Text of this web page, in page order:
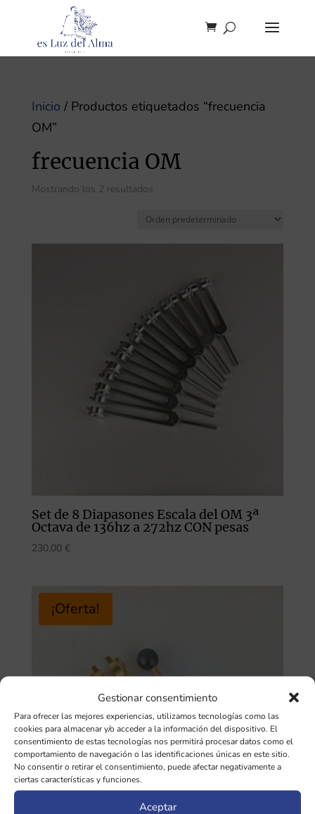
Gestionar consentimiento
Para ofrecer las mejores experiencias, utilizamos tecnologías como las
cookies para almacenar y/o acceder a la información del dispositivo. El
consentimiento de estas tecnologías nos permitirá procesar datos como el
comportamiento de navegación o las identificaciones únicas en este sitio.
No consentir o retirar el consentimiento, puede afectar negativamente a
ciertas características y funciones.
Aceptar
Inicio / Productos etiquetados “frecuencia
OM”
frecuencia OM
Mostrando los 2 resultados
Set de 8 Diapasones Escala del OM 3ª
Octava de 136hz a 272hz CON pesas
230,00 €
¡Oferta!